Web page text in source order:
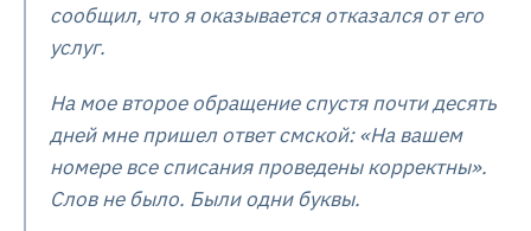
сообщил, что я оказывается отказался от его
услуг.
На мое второе обращение спустя почти десять
дней мне пришел ответ смской: «На вашем
номере все списания проведены корректны».
Слов не было. Были одни буквы.